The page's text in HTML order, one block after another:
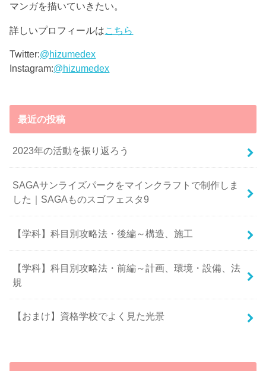
マンガを描いていきたい。
詳しいプロフィールはこちら
Twitter:@hizumedex
Instagram:@hizumedex
最近の投稿
2023年の活動を振り返ろう
SAGAサンライズパークをマインクラフトで制作しま
した｜SAGAものスゴフェスタ9
【学科】科目別攻略法・後編～構造、施工
【学科】科目別攻略法・前編～計画、環境・設備、法
規
【おまけ】資格学校でよく見た光景